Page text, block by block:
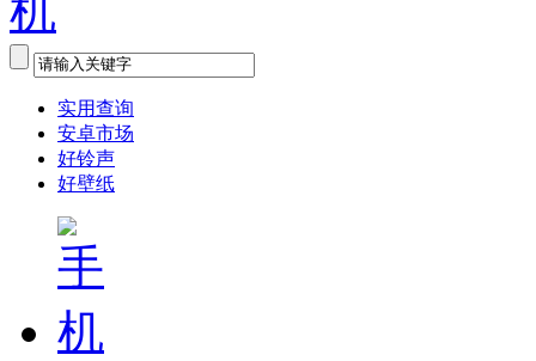
实用查询
安卓市场
好铃声
好壁纸